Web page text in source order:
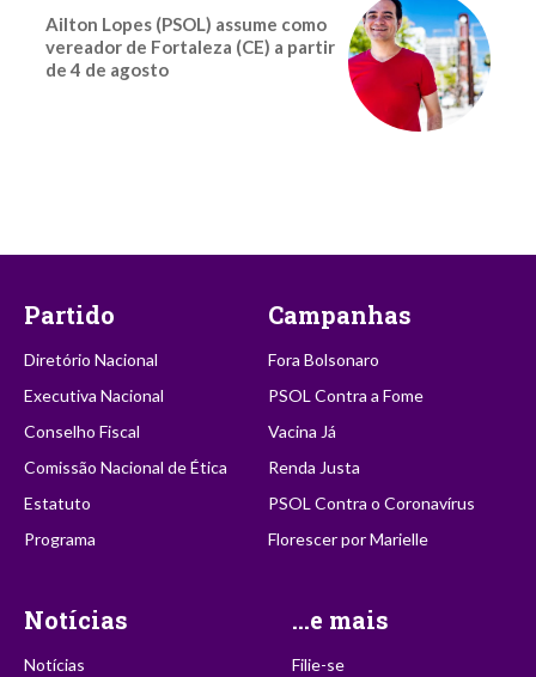
Ailton Lopes (PSOL) assume como
vereador de Fortaleza (CE) a partir
de 4 de agosto
Partido
Diretório Nacional
Executiva Nacional
Conselho Fiscal
Comissão Nacional de Ética
Estatuto
Programa
Campanhas
Fora Bolsonaro
PSOL Contra a Fome
Vacina Já
Renda Justa
PSOL Contra o Coronavírus
Florescer por Marielle
Notícias
Notícias
...e mais
Filie-se